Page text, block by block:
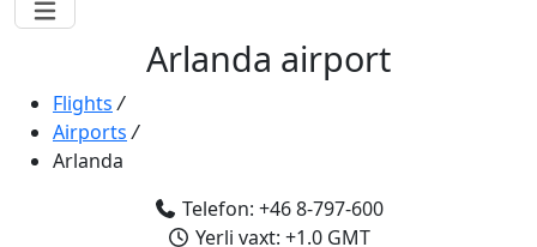
Arlanda airport
Flights /
Airports /
Arlanda
Telefon: +46 8-797-600
Yerli vaxt: +1.0 GMT